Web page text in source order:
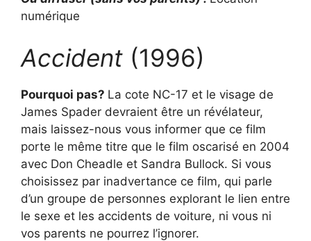
numérique
Accident (1996)
Pourquoi pas? La cote NC-17 et le visage de
James Spader devraient être un révélateur,
mais laissez-nous vous informer que ce film
porte le même titre que le film oscarisé en 2004
avec Don Cheadle et Sandra Bullock. Si vous
choisissez par inadvertance ce film, qui parle
d’un groupe de personnes explorant le lien entre
le sexe et les accidents de voiture, ni vous ni
vos parents ne pourrez l’ignorer.